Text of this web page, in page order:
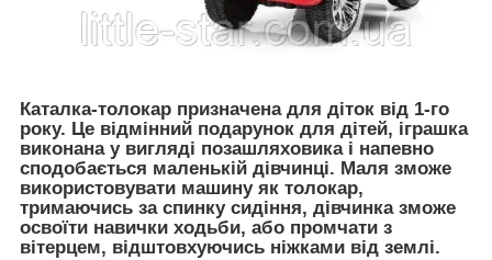
Каталка-толокар призначена для діток від 1-го
року. Це відмінний подарунок для дітей, іграшка
виконана у вигляді позашляховика і напевно
сподобається маленькій дівчинці. Маля зможе
використовувати машину як толокар,
тримаючись за спинку сидіння, дівчинка зможе
освоїти навички ходьби, або промчати з
вітерцем, відштовхуючись ніжками від землі.